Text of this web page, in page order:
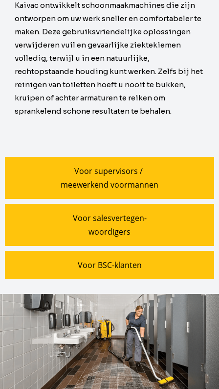
Voor supervisors /
meewerkend voormannen
Voor salesvertegen-
woordigers
Voor BSC-klanten
Kaivac ontwikkelt schoonmaakmachines die zijn
ontworpen om uw werk sneller en comfortabeler te
maken. Deze gebruiksvriendelijke oplossingen
verwijderen vuil en gevaarlijke ziektekiemen
volledig, terwijl u in een natuurlijke,
rechtopstaande houding kunt werken. Zelfs bij het
reinigen van toiletten hoeft u nooit te bukken,
kruipen of achter armaturen te reiken om
sprankelend schone resultaten te behalen.